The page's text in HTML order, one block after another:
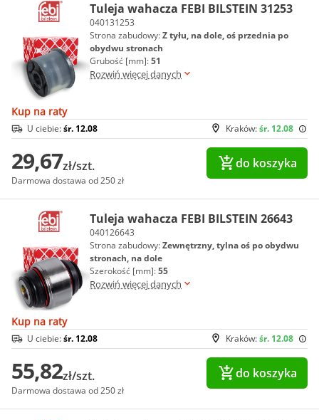
Tuleja wahacza FEBI BILSTEIN 31253
040131253
Strona zabudowy:Z tyłu, na dole, oś przednia po
obydwu stronach
Grubość [mm]:51
Rozwiń więcej danych
Kup na raty
Kraków:śr. 12.08
U ciebie:śr. 12.08
29,67zł/szt.
Darmowa dostawa od 250 zł
do koszyka
Tuleja wahacza FEBI BILSTEIN 26643
040126643
Strona zabudowy:Zewnętrzny, tylna oś po obydwu
stronach, na dole
Szerokość [mm]:55
Rozwiń więcej danych
Kup na raty
Kraków:śr. 12.08
U ciebie:śr. 12.08
55,82zł/szt.
Darmowa dostawa od 250 zł
do koszyka